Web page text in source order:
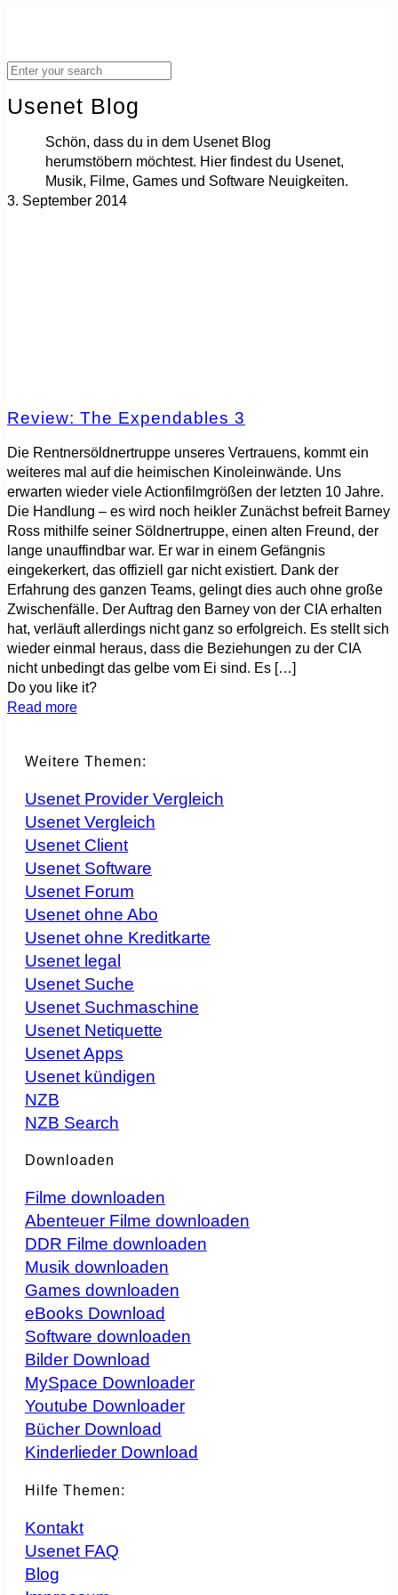
Usenet Blog
Schön, dass du in dem Usenet Blog
herumstöbern möchtest. Hier findest du Usenet,
Musik, Filme, Games und Software Neuigkeiten.
3. September 2014
Review: The Expendables 3
Die Rentnersöldnertruppe unseres Vertrauens, kommt ein
weiteres mal auf die heimischen Kinoleinwände. Uns
erwarten wieder viele Actionfilmgrößen der letzten 10 Jahre.
Die Handlung – es wird noch heikler Zunächst befreit Barney
Ross mithilfe seiner Söldnertruppe, einen alten Freund, der
lange unauffindbar war. Er war in einem Gefängnis
eingekerkert, das offiziell gar nicht existiert. Dank der
Erfahrung des ganzen Teams, gelingt dies auch ohne große
Zwischenfälle. Der Auftrag den Barney von der CIA erhalten
hat, verläuft allerdings nicht ganz so erfolgreich. Es stellt sich
wieder einmal heraus, dass die Beziehungen zu der CIA
nicht unbedingt das gelbe vom Ei sind. Es […]
Do you like it?
Read more
Weitere Themen:
Usenet Provider Vergleich
Usenet Vergleich
Usenet Client
Usenet Software
Usenet Forum
Usenet ohne Abo
Usenet ohne Kreditkarte
Usenet legal
Usenet Suche
Usenet Suchmaschine
Usenet Netiquette
Usenet Apps
Usenet kündigen
NZB
NZB Search
Downloaden
Filme downloaden
Abenteuer Filme downloaden
DDR Filme downloaden
Musik downloaden
Games downloaden
eBooks Download
Software downloaden
Bilder Download
MySpace Downloader
Youtube Downloader
Bücher Download
Kinderlieder Download
Hilfe Themen:
Kontakt
Usenet FAQ
Blog